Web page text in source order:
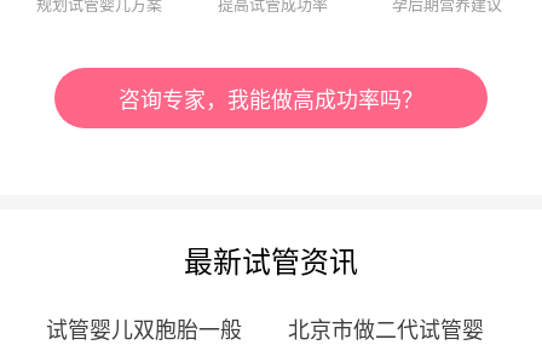
规划试管婴儿方案
提高试管成功率
孕后期营养建议
咨询专家，我能做高成功率吗？
最新试管资讯
试管婴儿双胞胎一般
北京市做二代试管婴